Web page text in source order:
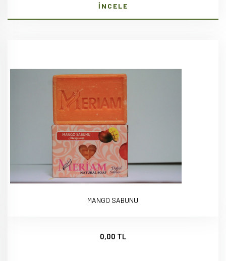
İNCELE
MANGO SABUNU
0,00 TL